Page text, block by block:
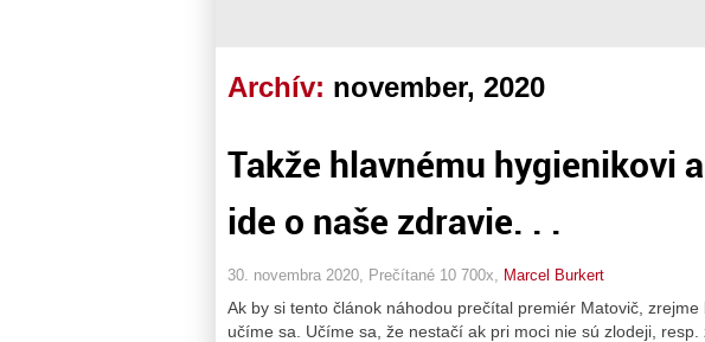
Archív: november, 2020
Takže hlavnému hygienikovi
ide o naše zdravie. . .
30. novembra 2020, Prečítané 10 700x, Marcel Burkert
Ak by si tento článok náhodou prečítal premiér Matovič,
učíme sa. Učíme sa, že nestačí ak pri moci nie sú zlodeji, resp.